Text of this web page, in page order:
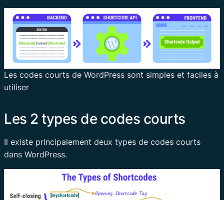
Les codes courts de WordPress sont simples et faciles à
utiliser
Les 2 types de codes courts
Il existe principalement deux types de codes courts
dans WordPress.